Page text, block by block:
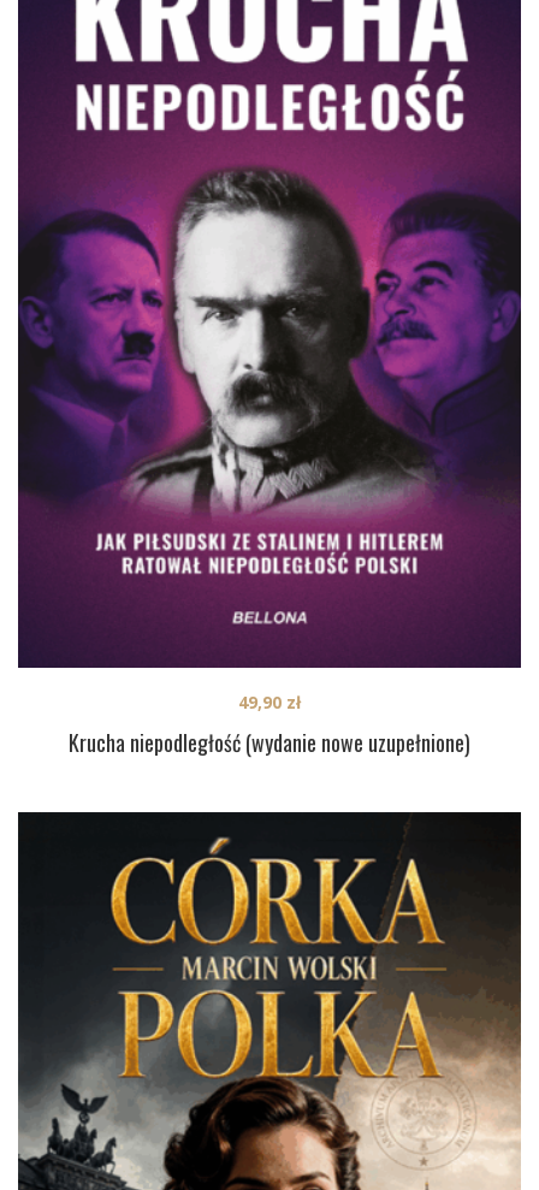
Krucha niepodległość (wydanie nowe uzupełnione)
49,90 zł